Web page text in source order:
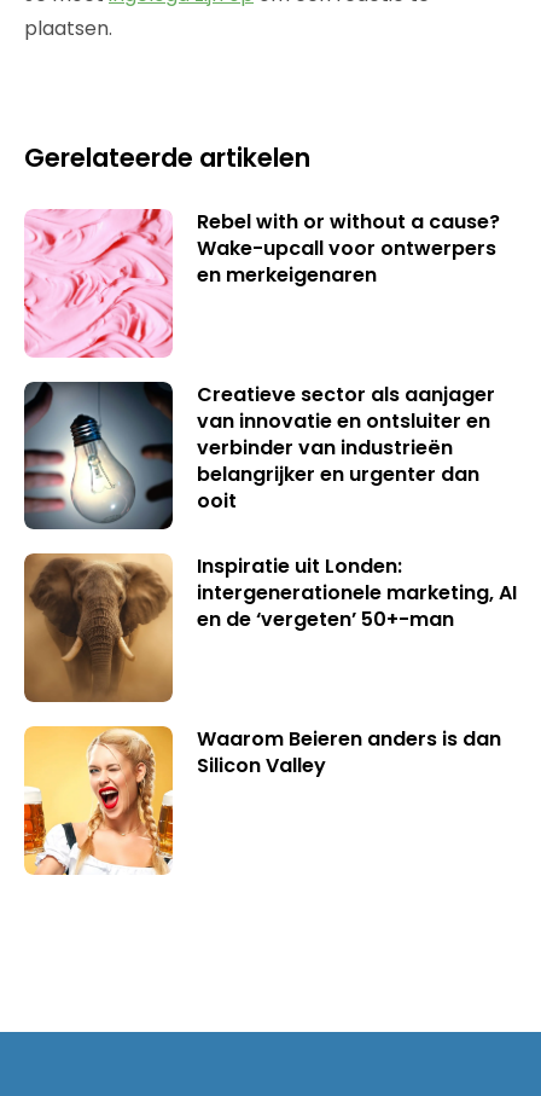
plaatsen.
Gerelateerde artikelen
Rebel with or without a cause?
Wake-upcall voor ontwerpers
en merkeigenaren
Creatieve sector als aanjager
van innovatie en ontsluiter en
verbinder van industrieën
belangrijker en urgenter dan
ooit
Inspiratie uit Londen:
intergenerationele marketing, AI
en de ‘vergeten’ 50+-man
Waarom Beieren anders is dan
Silicon Valley